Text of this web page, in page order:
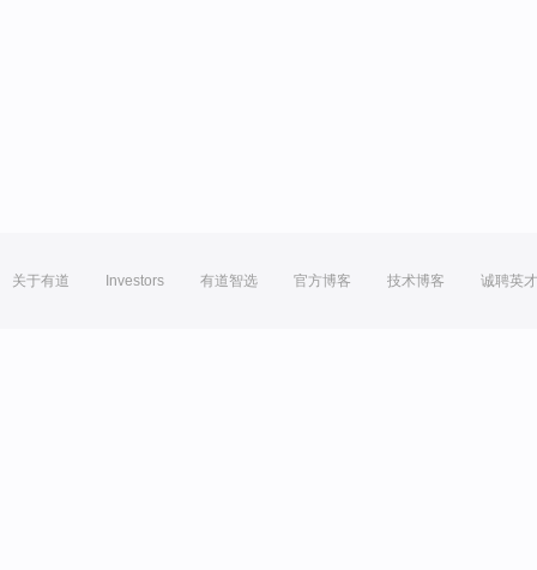
关于有道 Investors 有道智选 官方博客 技术博客 诚聘英才